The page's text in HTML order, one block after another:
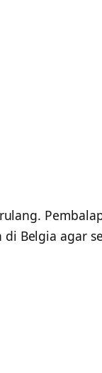
Belgia agar